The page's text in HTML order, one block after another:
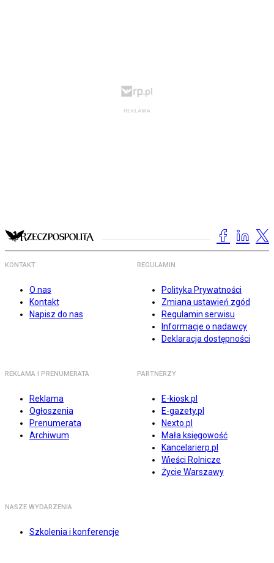
KONTAKT
O nas
Kontakt
Napisz do nas
REGULAMIN
Polityka Prywatności
Zmiana ustawień zgód
Regulamin serwisu
Informacje o nadawcy
Deklaracja dostępności
REKLAMA I PRENUMERATA
Reklama
Ogłoszenia
Prenumerata
Archiwum
PARTNERZY
E-kiosk.pl
E-gazety.pl
Nexto.pl
Mała księgowość
Kancelarierp.pl
Wieści Rolnicze
Życie Warszawy
NASZE WYDARZENIA
Szkolenia i konferencje